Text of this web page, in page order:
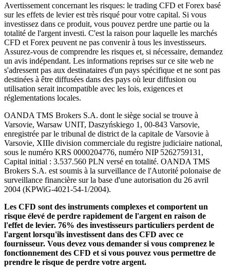
Avertissement concernant les risques: le trading CFD et Forex basé
sur les effets de levier est très risqué pour votre capital. Si vous
investissez dans ce produit, vous pouvez perdre une partie ou la
totalité de l'argent investi. C'est la raison pour laquelle les marchés
CFD et Forex peuvent ne pas convenir à tous les investisseurs.
Assurez-vous de comprendre les risques et, si nécessaire, demandez
un avis indépendant. Les informations reprises sur ce site web ne
s'adressent pas aux destinataires d'un pays spécifique et ne sont pas
destinées à être diffusées dans des pays où leur diffusion ou
utilisation serait incompatible avec les lois, exigences et
réglementations locales.
OANDA TMS Brokers S.A. dont le siège social se trouve à
Varsovie, Warsaw UNIT, Daszyńskiego 1, 00-843 Varsovie,
enregistrée par le tribunal de district de la capitale de Varsovie à
Varsovie, XIIIe division commerciale du registre judiciaire national,
sous le numéro KRS 0000204776, numéro NIP 5262759131,
Capital initial : 3.537.560 PLN versé en totalité. OANDA TMS
Brokers S.A. est soumis à la surveillance de l'Autorité polonaise de
surveillance financière sur la base d'une autorisation du 26 avril
2004 (KPWiG-4021-54-1/2004).
Les CFD sont des instruments complexes et comportent un
risque élevé de perdre rapidement de l'argent en raison de
l'effet de levier. 76% des investisseurs particuliers perdent de
l'argent lorsqu'ils investissent dans des CFD avec ce
fournisseur. Vous devez vous demander si vous comprenez le
fonctionnement des CFD et si vous pouvez vous permettre de
prendre le risque de perdre votre argent.